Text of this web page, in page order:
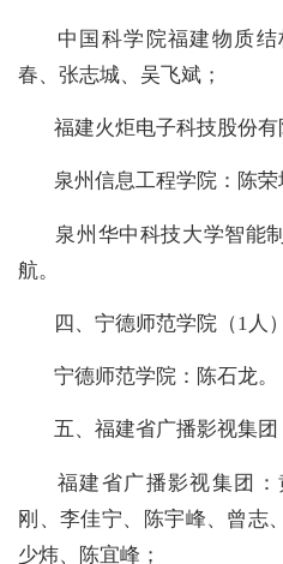
中国科学院福建物质
春、张志城、吴飞斌；
福建火炬电子科技股份有
泉州信息工程学院：陈荣
泉州华中科技大学智能
航。
四、宁德师范学院（1人）
宁德师范学院：陈石龙。
五、福建省广播影视集团
福建省广播影视集团
刚、李佳宁、陈宇峰、曾志
少炜、陈宜峰；